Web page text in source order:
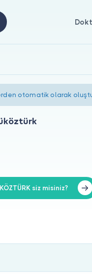
otomatik olarak
siz misiniz?